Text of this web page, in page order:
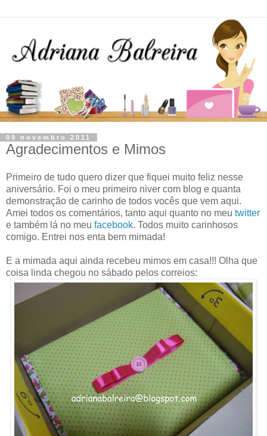
09 novembro 2011
Agradecimentos e Mimos
Primeiro de tudo quero dizer que fiquei muito feliz nesse
aniversário. Foi o meu primeiro niver com blog e quanta
demonstração de carinho de todos vocês que vem aqui.
Amei todos os comentários, tanto aqui quanto no meu twitter
e também lá no meu facebook. Todos muito carinhosos
comigo. Entrei nos enta bem mimada!
E a mimada aqui ainda recebeu mimos em casa!!! Olha que
coisa linda chegou no sábado pelos correios: